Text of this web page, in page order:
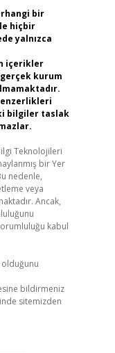
bir
hiçbir
yalnızca
içerikler
kurum
bilgiler taslak
Teknolojileri
bir Yer
nedenle,
veya
Ancak,
kabul
olduğunu
bildirmeniz
sitemizden